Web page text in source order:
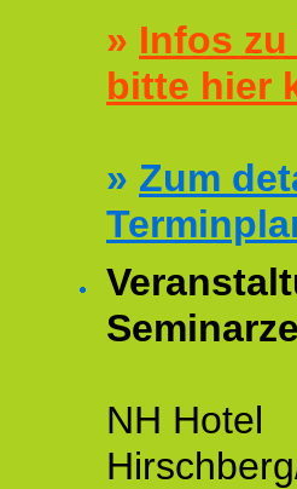
» Infos
bitte hier
» Zum
NH Hotel